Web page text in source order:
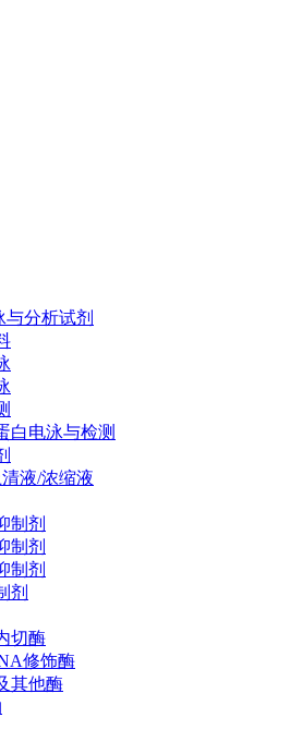
分析试剂
白电泳与检测
清液/浓缩液
制剂
制剂
制剂
剂
切酶
修饰酶
其他酶